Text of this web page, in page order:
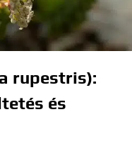
rupestris):
és